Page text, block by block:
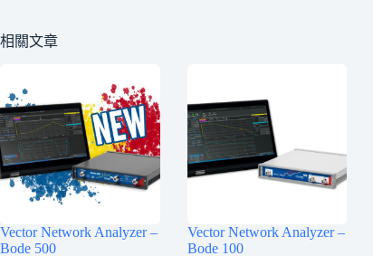
相關文章
Vector Network Analyzer –
Bode 500
Vector Network Analyzer –
Bode 100